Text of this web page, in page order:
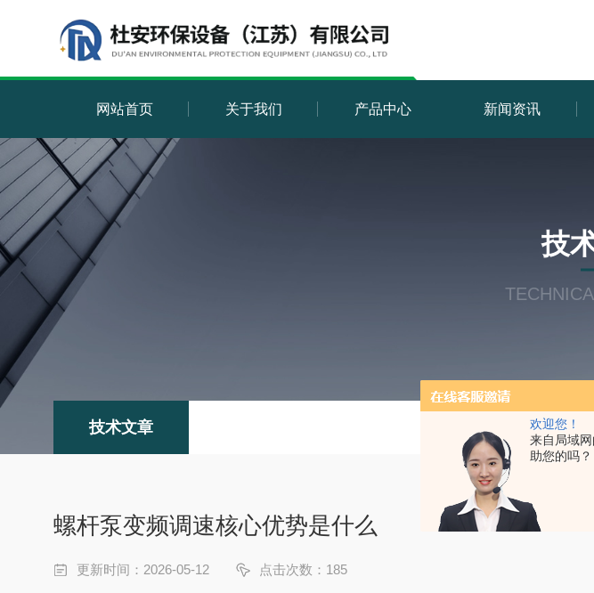
欢迎您！
来自局域
助您的吗？
网站首页 关于我们 产品中心 新闻资讯
技
技术文章
螺杆泵变频调速核心优势是什么
更新时间：2026-05-12 点击次数：185